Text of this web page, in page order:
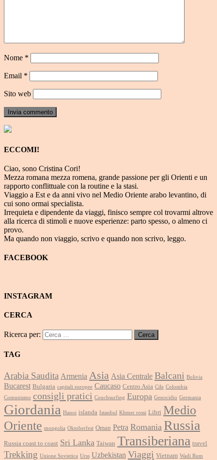
Nome *
Email *
Sito web
ECCOMI!
Ciao, sono Cristina Cori!
Mezza romana mezza romena, grande passione per gli Orienti e un
rapporto conflittuale con la routine e la stasi.
Viaggio a Est e da anni vivo nel Medio Oriente arabo levantino, di
cui sono ormai specialista.
Irrequieta e dipendente da viaggi, finisco sempre col trovarmi altrove
alla ricerca di stimoli e nuove esperienze: parto spesso, o almeno ci
provo.
Ma quando non viaggio, scrivo e quando non scrivo, leggo.
FACEBOOK
INSTAGRAM
CERCA
Ricerca per:
TAG
Arabia Saudita Armenia Asia Asia Centrale Balcani Bolivia
Bucarest Bulgaria capitali europee Caucaso Centro Asia Cile Colombia
Comunismo consigli pratici Couchsurfing Europa Genocidio Germania
Giordania Hanoi islanda Istanbul Khmer rossi Libri Medio
Oriente mongolia Oktoberfest Oman Petra Romania Russia
Russia coast to coast Sri Lanka Taiwan Transiberiana travel
Trekking Unione Sovietica Urss Uzbekistan Viaggi Vietnam Wadi Rum